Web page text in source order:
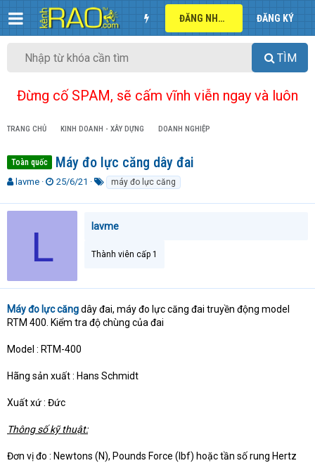
ĐĂNG NHẬP ĐĂNG KÝ
TÌM
Đừng cố SPAM, sẽ cấm vĩnh viễn ngay và luôn
TRANG CHỦ KINH DOANH - XÂY DỰNG DOANH NGHIỆP
Toàn quốc Máy đo lực căng dây đai
T
r
a
t
e
lavme
N
à
25/6/21
k
ó
máy đo lực căng
L lavme
Thành viên cấp 1
Máy đo lực căngdây đai, máy đo lực căng đai truyền động model
RTM 400. Kiểm tra độ chùng của đai
Model : RTM-400
Hãng sản xuất : Hans Schmidt
Xuất xứ : Đức
Thông số kỹ thuật:
Đơn vị đo : Newtons (N), Pounds Force (lbf) hoặc tần số rung Hertz